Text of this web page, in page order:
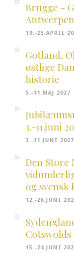
Brugge -
19.-25.APRIL
Gotland,
østlige
historie
5.-11.MAJ 2027
3.-11.juni
3.-11.JUNI 2027
Den Store
og
12.-26.JUNI
15.-24.JUNI